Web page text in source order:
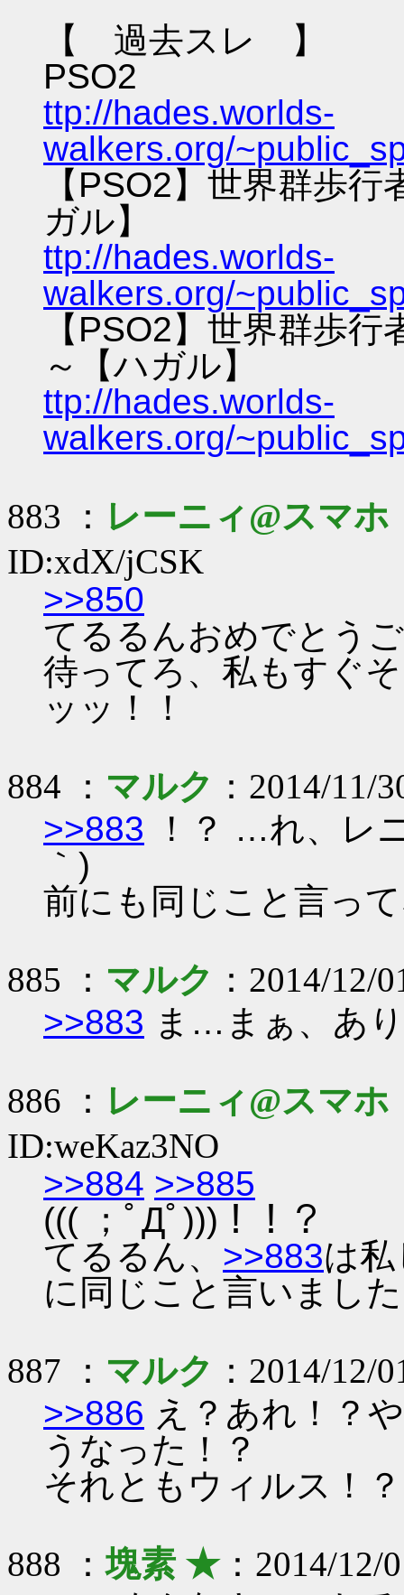
【 過去スレ 】
PSO2
ttp://hades.worlds-
walkers.org/
【PSO2】世界群歩
ガル】
ttp://hades.worlds-
walkers.org/
【PSO2】世界群歩
～【ハガル】
ttp://hades.worlds-
walkers.org/
883 ： レーニィ@スマホ
ID:xdX/jCSK
>>850
てるるんおめでとう
待ってろ、私もすぐ
ッッ！！
884 ： マルク ：2014/11/
>>883 ！？ …れ、レ
｀)
前にも同じこと言っ
885 ： マルク ：2014/12/
>>883 ま…まぁ、あ
886 ： レーニィ@スマホ
ID:weKaz3NO
>>884 >>885
((( ；ﾟДﾟ)))！！？
てるるん、 >>883は
に同じこと言いまし
887 ： マルク ：2014/12/
>>886 え？あれ！？
うなった！？
それともウィルス！
888 ：塊素 ★：2014/12/